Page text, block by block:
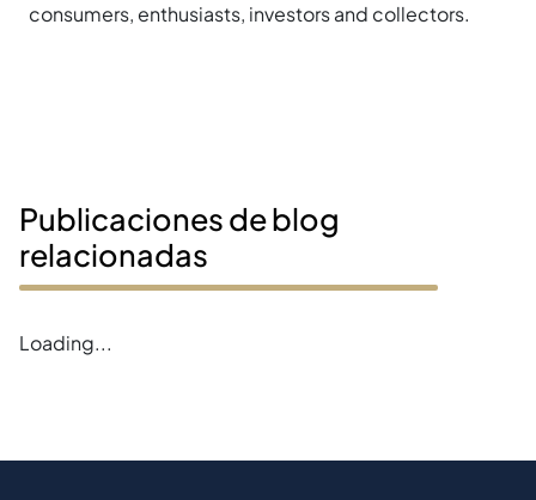
consumers, enthusiasts, investors and collectors.
Publicaciones de blog
relacionadas
Loading...